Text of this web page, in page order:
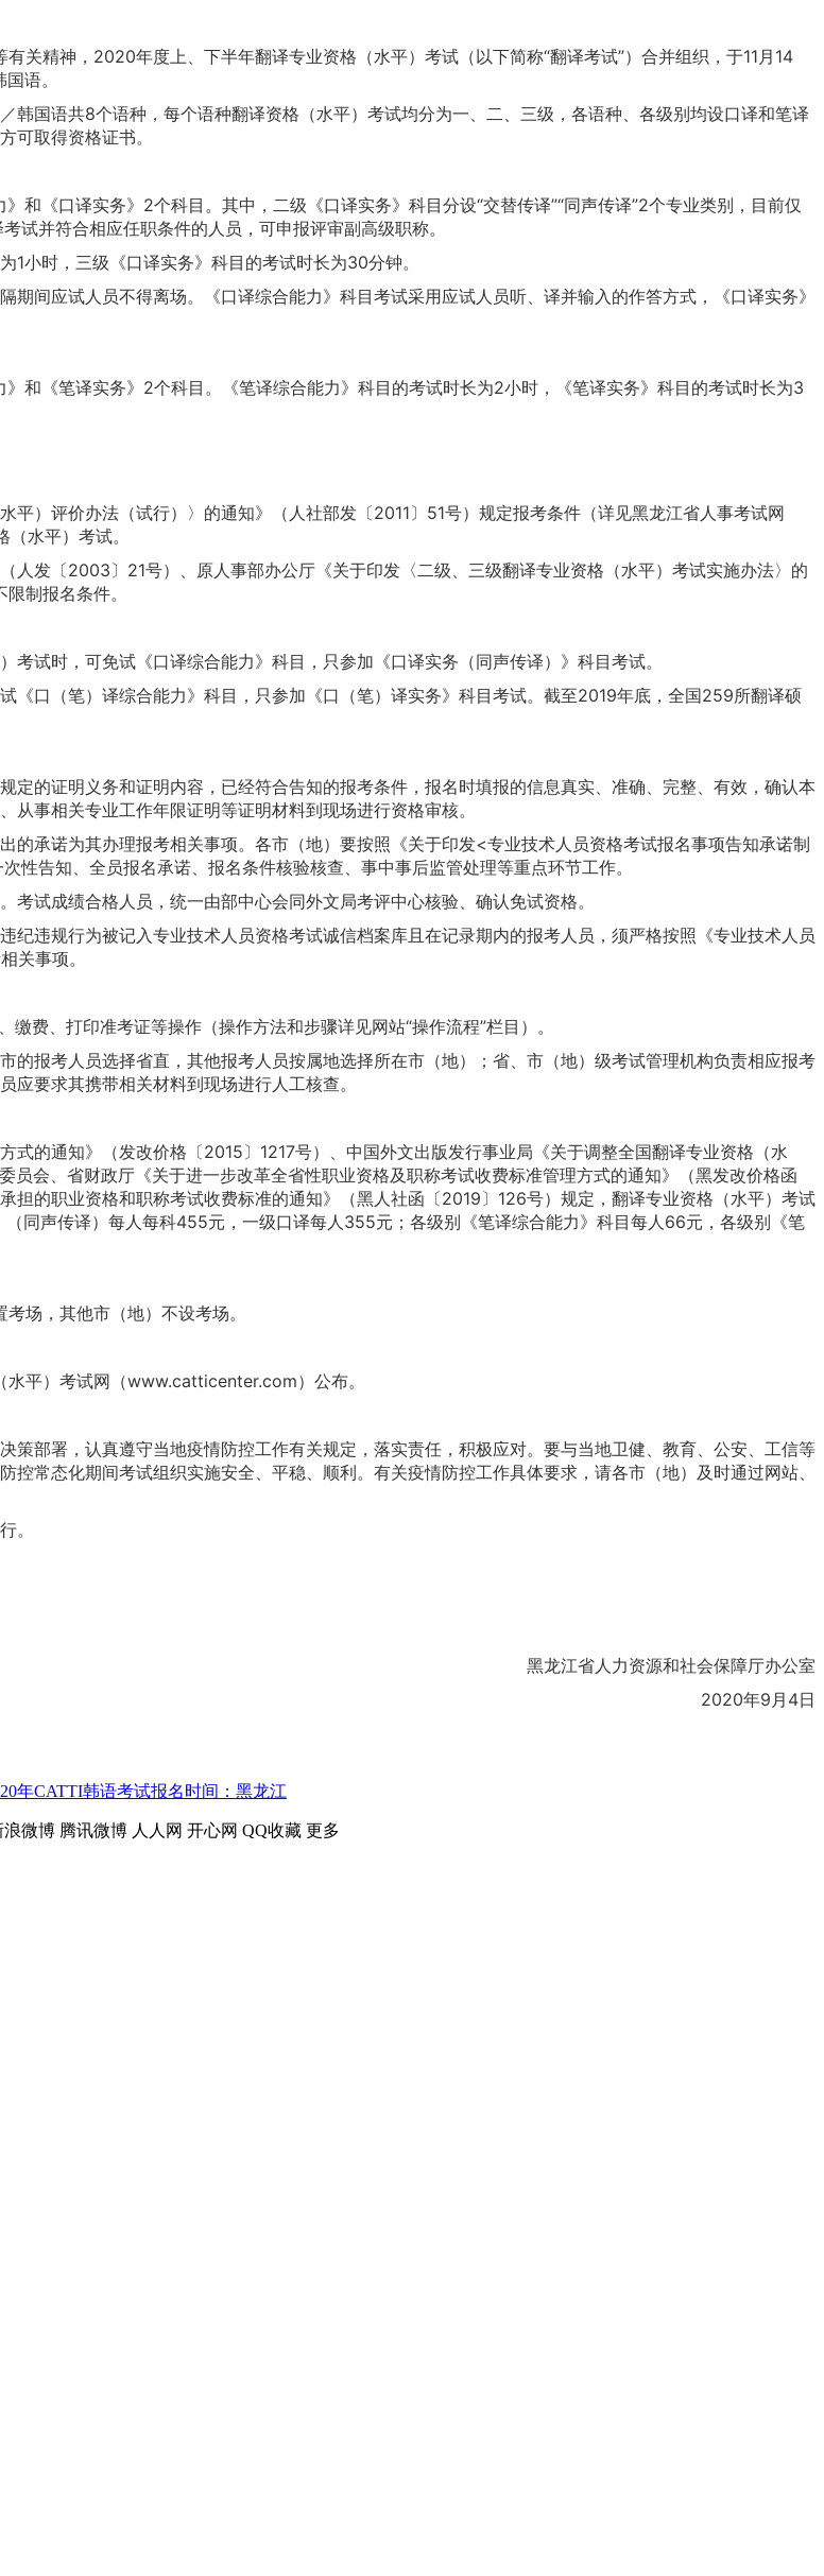
精神，2020年度上、下半年翻译专业资格（水平）考试（以下简称“翻译考试”）合并组织，于11月14
语。
国语共8个语种，每个语种翻译资格（水平）考试均分为一、二、三级，各语种、各级别均设口译和笔译
可取得资格证书。
《口译实务》2个科目。其中，二级《口译实务》科目分设“交替传译”“同声传译”2个专业类别，目前仅
试并符合相应任职条件的人员，可申报评审副高级职称。
时，三级《口译实务》科目的考试时长为30分钟。
应试人员不得离场。《口译综合能力》科目考试采用应试人员听、译并输入的作答方式，《口译实务》
《笔译实务》2个科目。《笔译综合能力》科目的考试时长为2小时，《笔译实务》科目的考试时长为3
）评价办法（试行）〉的通知》（人社部发〔2011〕51号）规定报考条件（详见黑龙江省人事考试网
水平）考试。
发〔2003〕21号）、原人事部办公厅《关于印发〈二级、三级翻译专业资格（水平）考试实施办法〉的
制报名条件。
时，可免试《口译综合能力》科目，只参加《口译实务（同声传译）》科目考试。
口（笔）译综合能力》科目，只参加《口（笔）译实务》科目考试。截至2019年底，全国259所翻译硕
的证明义务和证明内容，已经符合告知的报考条件，报名时填报的信息真实、准确、完整、有效，确认本
事相关专业工作年限证明等证明材料到现场进行资格审核。
承诺为其办理报考相关事项。各市（地）要按照《关于印发<专业技术人员资格考试报名事项告知承诺制
告知、全员报名承诺、报名条件核验核查、事中事后监管处理等重点环节工作。
成绩合格人员，统一由部中心会同外文局考评中心核验、确认免试资格。
违规行为被记入专业技术人员资格考试诚信档案库且在记录期内的报考人员，须严格按照《专业技术人员
关事项。
、打印准考证等操作（操作方法和步骤详见网站“操作流程”栏目）。
报考人员选择省直，其他报考人员按属地选择所在市（地）；省、市（地）级考试管理机构负责相应报考
应要求其携带相关材料到现场进行人工核查。
的通知》（发改价格〔2015〕1217号）、中国外文出版发行事业局《关于调整全国翻译专业资格（水
会、省财政厅《关于进一步改革全省性职业资格及职称考试收费标准管理方式的通知》（黑发改价格函
担的职业资格和职称考试收费标准的通知》（黑人社函〔2019〕126号）规定，翻译专业资格（水平）考试
同声传译）每人每科455元，一级口译每人355元；各级别《笔译综合能力》科目每人66元，各级别《笔
场，其他市（地）不设考场。
平）考试网（www.catticenter.com）公布。
部署，认真遵守当地疫情防控工作有关规定，落实责任，积极应对。要与当地卫健、教育、公安、工信等
常态化期间考试组织实施安全、平稳、顺利。有关疫情防控工作具体要求，请各市（地）及时通过网站、
。
黑龙江省人力资源和社会保障厅办公室
2020年9月4日
年CATTI韩语考试报名时间：黑龙江
浪微博 腾讯微博 人人网 开心网 QQ收藏 更多